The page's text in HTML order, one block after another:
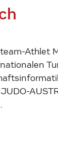
Athlet